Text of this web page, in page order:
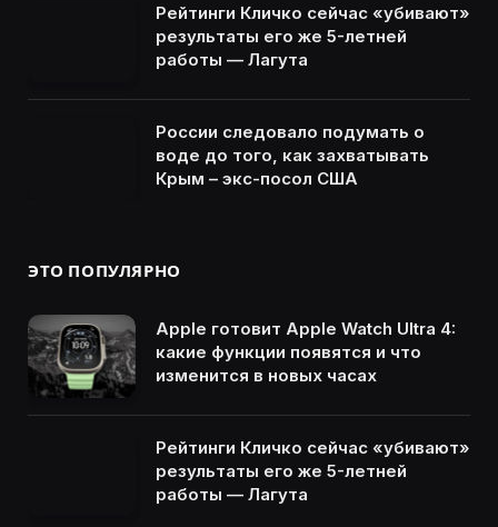
Рейтинги Кличко сейчас «убивают»
результаты его же 5-летней
работы — Лагута
России следовало подумать о
воде до того, как захватывать
Крым – экс-посол США
ЭТО ПОПУЛЯРНО
Apple готовит Apple Watch Ultra 4:
какие функции появятся и что
изменится в новых часах
Рейтинги Кличко сейчас «убивают»
результаты его же 5-летней
работы — Лагута